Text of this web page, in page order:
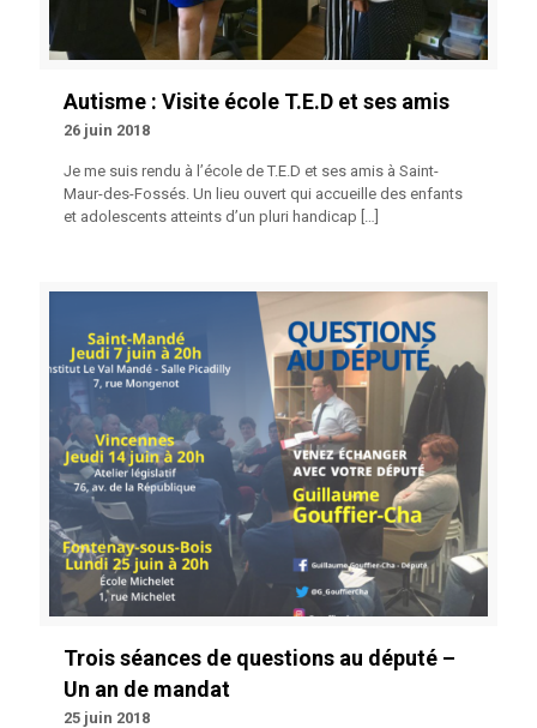
Autisme : Visite école T.E.D et ses amis
26 juin 2018
Je me suis rendu à l’école de T.E.D et ses amis à Saint-
Maur-des-Fossés. Un lieu ouvert qui accueille des enfants
et adolescents atteints d’un pluri handicap […]
Trois séances de questions au député –
Un an de mandat
25 juin 2018